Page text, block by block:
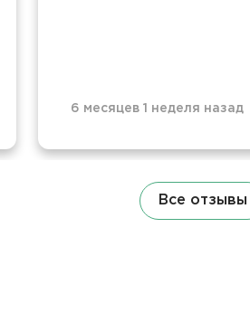
6 месяцев 1 неделя назад
Все отзывы